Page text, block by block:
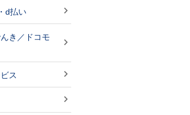
d払い
んき／ドコモ
ス